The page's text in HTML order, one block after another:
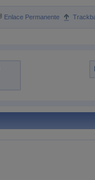
Enlace Permanente